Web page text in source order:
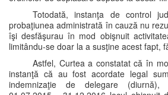
Totodată, instanţa de control
probaţiunea administrată în cauză nu
îşi desfăşurau în mod obişnuit
limitându-se doar la a susţine acest fapt,
Astfel, Curtea a constatat că în
instanţă că au fost acordate legal
indemnizaţie de delegare